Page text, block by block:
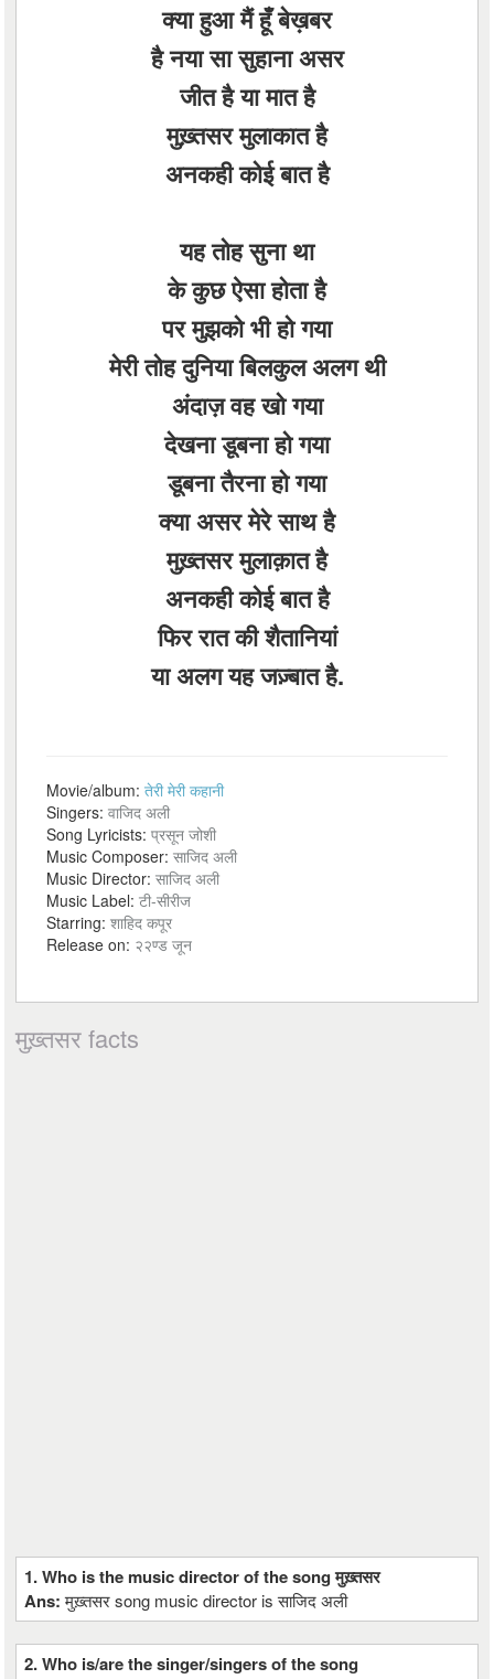
क्या हुआ मैं हूँ बेख़बर
है नया सा सुहाना असर
जीत है या मात है
मुख़्तसर मुलाकात है
अनकही कोई बात है
यह तोह सुना था
के कुछ ऐसा होता है
पर मुझको भी हो गया
मेरी तोह दुनिया बिलकुल अलग थी
अंदाज़ वह खो गया
देखना डूबना हो गया
डूबना तैरना हो गया
क्या असर मेरे साथ है
मुख़्तसर मुलाक़ात है
अनकही कोई बात है
फिर रात की शैतानियां
या अलग यह जज़्बात है.
Movie/album:तेरी मेरी कहानी
Singers:वाजिद अली
Song Lyricists:प्रसून जोशी
Music Composer:साजिद अली
Music Director:साजिद अली
Music Label:टी-सीरीज
Starring:शाहिद कपूर
Release on: २२ण्ड जून
मुख़्तसर facts
1. Who is the music director of the song मुख़्तसर
Ans:मुख़्तसर song music director is साजिद अली
2. Who is/are the singer/singers of the song